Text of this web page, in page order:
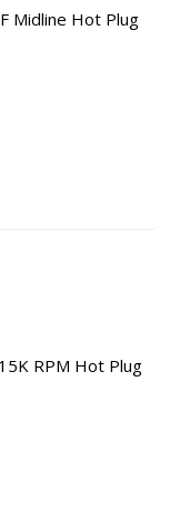
Midline Hot Plug
RPM Hot Plug